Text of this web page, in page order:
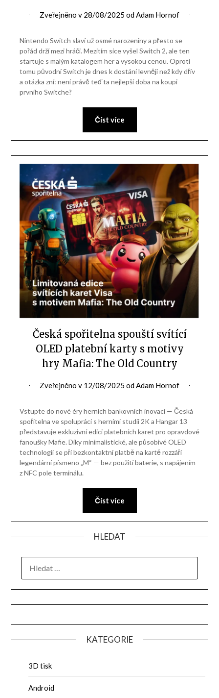
Zveřejněno v 28/08/2025 od Adam Hornof
Nintendo Switch slaví už osmé narozeniny a přesto se
pořád drží mezi hráči. Mezitím sice vyšel Switch 2, ale ten
startuje s malým katalogem her a vysokou cenou. Oproti
tomu původní Switch je dnes k dostání levněji než kdy dřív
a otázka zní: není právě teď ta nejlepší doba na koupi
prvního Switche?
Číst více
Česká spořitelna spouští svítící
OLED platební karty s motivy
hry Mafia: The Old Country
Zveřejněno v 12/08/2025 odAdam Hornof
Vstupte do nové éry herních bankovních inovací — Česká
spořitelna ve spolupráci s herními studii 2K a Hangar 13
představuje exkluzivní edici platebních karet pro opravdové
fanoušky Mafie. Díky minimalistické, ale působivé OLED
technologii se při bezkontaktní platbě na kartě rozzáří
legendární písmeno „M“ — bez použití baterie, s napájením
z NFC pole terminálu.
Číst více
HLEDAT
KATEGORIE
3D tisk
Android